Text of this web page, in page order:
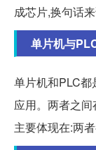
成芯片,换句话
单片机与
单片机和PLC
应用。两者之
主要体现在:两